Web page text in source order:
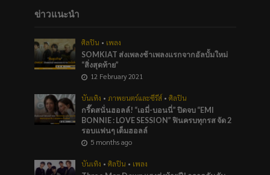
ข่าวแนะนำ
ศิลปิน • เพลง
SOMKIAT ส่งเพลงช้าเพลงแรกจากอัลบั้มใหม่
“สิ่งสุดท้าย”
12 February 2021
บันเทิง • ภาพยนตร์และซีรีส์ • ศิลปิน
กรี๊ดสนั่นฮอลล์! “เอมี่-บอนนี่” ปิดจบ “EMI
BONNIE : LOVE SESSION” ฟินครบทุกรส จัด 2
รอบแฟนๆ เต็มฮอลล์
5 months ago
บันเทิง • ศิลปิน • เพลง